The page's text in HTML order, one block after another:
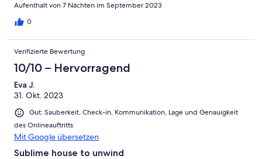
Aufenthalt von 7 Nächten im September 2023
0
Verifizierte Bewertung
10/10 – Hervorragend
Eva J.
31. Okt. 2023
Gut: Sauberkeit, Check-in, Kommunikation, Lage und Genauigkeit
des Onlineauftritts
Mit Google übersetzen
Sublime house to unwind